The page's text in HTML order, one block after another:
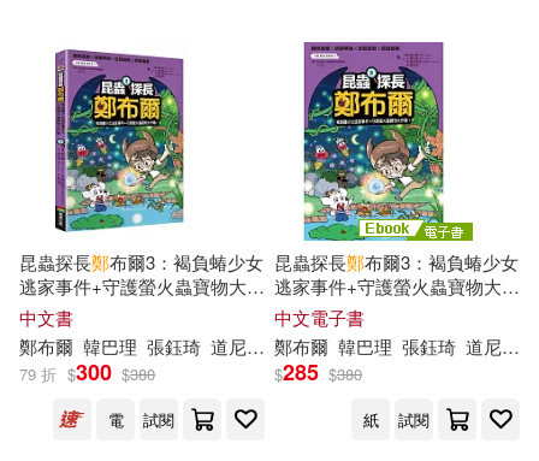
三星めがね(12)
上海書畫出版社(12)
冬野夜空(12) 呂怡青(12)
天堂裡的土(12)
徳永しおり(12) 戎林(12)
本書編委會(12)
河南科學技術出版社(40)
青島出版社(40)
甘肅教育出版社(39)
白象文化(39) 經史子集(39)
昆蟲探長鄭布爾3：褐負蝽少女
逃家事件+守護螢火蟲寶物大作
戰!
中文書
鄭布爾 韓巴理 張鈺琦 道尼家族
79 折 $300 $380
電
試閱
昆蟲探長鄭布爾3：褐負蝽少女
逃家事件+守護螢火蟲寶物大作
戰! (電子書)
中文電子書
鄭布爾 韓巴理 張鈺琦 道尼家族
$285 $380
紙
試閱